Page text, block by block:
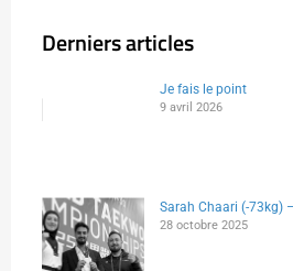
Derniers articles
Je fais le point
9 avril 2026
Sarah Chaari (-73kg)
28 octobre 2025